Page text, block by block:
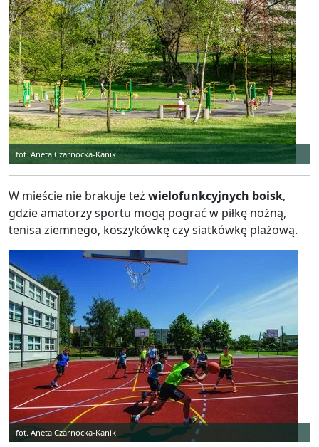
fot. Aneta Czarnocka-Kanik
W mieście nie brakuje też wielofunkcyjnych boisk,
gdzie amatorzy sportu mogą pograć w piłkę nożną,
tenisa ziemnego, koszykówkę czy siatkówkę plażową.
fot. Aneta Czarnocka-Kanik